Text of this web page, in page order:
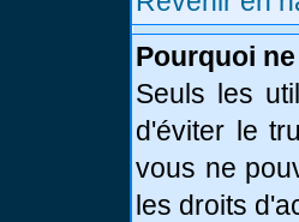
Pourquoi
Seuls les
d'éviter le
vous ne
les droits